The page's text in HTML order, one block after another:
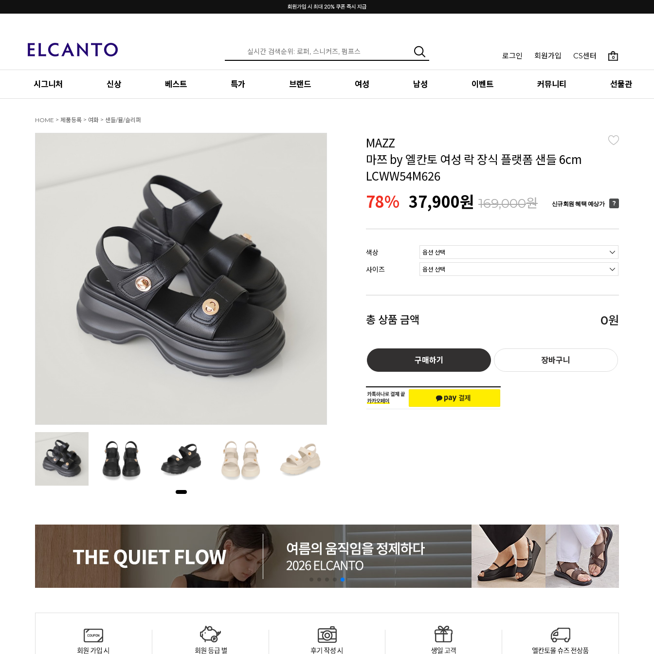
로그인 회원가입 CS센터 0
시그니처 신상 베스트 특가 브랜드 여성 남성 이벤트 커뮤니티 선물관
HOME > 제품등록 > 여화 > 샌들/뮬/슬리퍼
MAZZ
마쯔 by 엘칸토 여성 락 장식 플랫폼 샌들 6cm
LCWW54M626
78% 37,900원 169,000원 신규회원 혜택 예상가
색상
사이즈
총 상품 금액 0원
구매하기 장바구니